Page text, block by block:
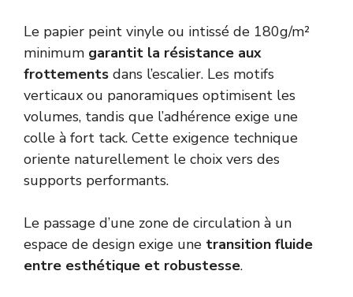
Le papier peint vinyle ou intissé de 180g/m²
minimum garantit la résistance aux
frottements dans l’escalier. Les motifs
verticaux ou panoramiques optimisent les
volumes, tandis que l’adhérence exige une
colle à fort tack. Cette exigence technique
oriente naturellement le choix vers des
supports performants.
Le passage d’une zone de circulation à un
espace de design exige une transition fluide
entre esthétique et robustesse.